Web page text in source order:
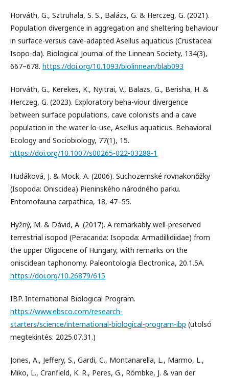
Horváth, G., Sztruhala, S. S., Balázs, G. & Herczeg, G. (2021).
Population divergence in aggregation and sheltering behaviour
in surface-versus cave-adapted Asellus aquaticus (Crustacea:
Isopo-da). Biological Journal of the Linnean Society, 134(3),
667–678. https://doi.org/10.1093/biolinnean/blab093
Horváth, G., Kerekes, K., Nyitrai, V., Balazs, G., Berisha, H. &
Herczeg, G. (2023). Exploratory beha-viour divergence
between surface populations, cave colonists and a cave
population in the water lo-use, Asellus aquaticus. Behavioral
Ecology and Sociobiology, 77(1), 15.
https://doi.org/10.1007/s00265-022-03288-1
Hudáková, J. & Mock, A. (2006). Suchozemské rovnakonőžky
(Isopoda: Oniscidea) Pieninského národného parku.
Entomofauna carpathica, 18, 47–55.
Hyžný, M. & Dávid, A. (2017). A remarkably well-preserved
terrestrial isopod (Peracarida: Isopoda: Armadillidiidae) from
the upper Oligocene of Hungary, with remarks on the
oniscidean taphonomy. Paleontologia Electronica, 20.1.5A.
https://doi.org/10.26879/615
IBP. International Biological Program.
https://www.ebsco.com/research-
starters/science/international-biological-program-ibp (utolsó
megtekintés: 2025.07.31.)
Jones, A., Jeffery, S., Gardi, C., Montanarella, L., Marmo, L.,
Miko, L., Cranfield, K. R., Peres, G., Römbke, J. & van der